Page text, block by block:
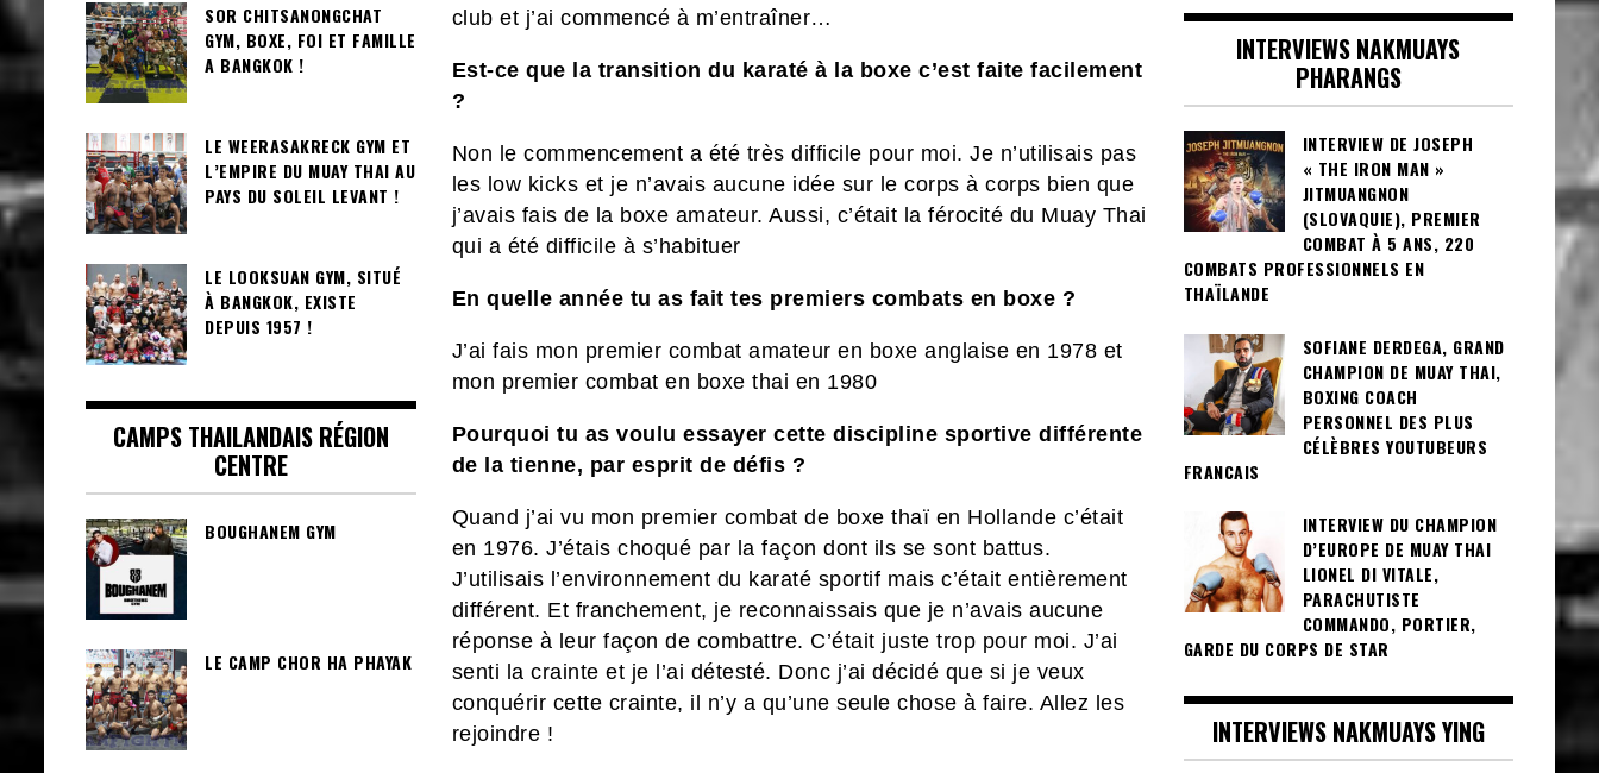
club et j’ai commencé à m’entraîner…
Est-ce que la transition du karaté à la boxe c’est faite facilement
?
Non le commencement a été très difficile pour moi. Je n’utilisais pas
les low kicks et je n’avais aucune idée sur le corps à corps bien que
j’avais fais de la boxe amateur. Aussi, c’était la férocité du Muay Thai
qui a été difficile à s’habituer
En quelle année tu as fait tes premiers combats en boxe ?
J’ai fais mon premier combat amateur en boxe anglaise en 1978 et
mon premier combat en boxe thai en 1980
Pourquoi tu as voulu essayer cette discipline sportive différente
de la tienne, par esprit de défis ?
Quand j’ai vu mon premier combat de boxe thaï en Hollande c’était
en 1976. J’étais choqué par la façon dont ils se sont battus.
J’utilisais l’environnement du karaté sportif mais c’était entièrement
différent. Et franchement, je reconnaissais que je n’avais aucune
réponse à leur façon de combattre. C’était juste trop pour moi. J’ai
senti la crainte et je l’ai détesté. Donc j’ai décidé que si je veux
conquérir cette crainte, il n’y a qu’une seule chose à faire. Allez les
rejoindre !
SOR CHITSANONGCHAT
GYM, BOXE, FOI ET FAMILLE
A BANGKOK !
LE WEERASAKRECK GYM ET
L’EMPIRE DU MUAY THAI AU
PAYS DU SOLEIL LEVANT !
LE LOOKSUAN GYM, SITUÉ
À BANGKOK, EXISTE
DEPUIS 1957 !
CAMPS THAILANDAIS RÉGION
CENTRE
BOUGHANEM GYM
LE CAMP CHOR HA PHAYAK
INTERVIEWS NAKMUAYS
PHARANGS
INTERVIEW DE JOSEPH
« THE IRON MAN »
JITMUANGNON
(SLOVAQUIE), PREMIER
COMBAT À 5 ANS, 220
COMBATS PROFESSIONNELS EN
THAÏLANDE
SOFIANE DERDEGA, GRAND
CHAMPION DE MUAY THAI,
BOXING COACH
PERSONNEL DES PLUS
CÉLÈBRES YOUTUBEURS
FRANCAIS
INTERVIEW DU CHAMPION
D’EUROPE DE MUAY THAI
LIONEL DI VITALE,
PARACHUTISTE
COMMANDO, PORTIER,
GARDE DU CORPS DE STAR
INTERVIEWS NAKMUAYS YING